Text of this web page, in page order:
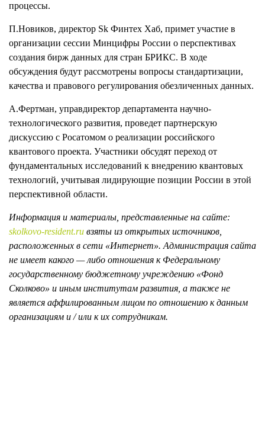
процессы.
П.Новиков, директор Sk Финтех Хаб, примет участие в
организации сессии Минцифры России о перспективах
создания бирж данных для стран БРИКС. В ходе
обсуждения будут рассмотрены вопросы стандартизации,
качества и правового регулирования обезличенных данных.
А.Фертман, управдиректор департамента научно-
технологического развития, проведет партнерскую
дискуссию с Росатомом о реализации российского
квантового проекта. Участники обсудят переход от
фундаментальных исследований к внедрению квантовых
технологий, учитывая лидирующие позиции России в этой
перспективной области.
Информация и материалы, представленные на сайте:
skolkovo-resident.ru взяты из открытых источников,
расположенных в сети «Интернет». Администрация сайта
не имеет какого — либо отношения к Федеральному
государственному бюджетному учреждению «Фонд
Сколково» и иным институтам развития, а также не
является аффилированным лицом по отношению к данным
организациям и / или к их сотрудникам.